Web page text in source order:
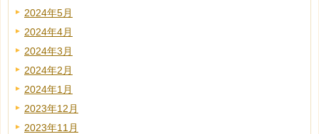
2024年5月
2024年4月
2024年3月
2024年2月
2024年1月
2023年12月
2023年11月